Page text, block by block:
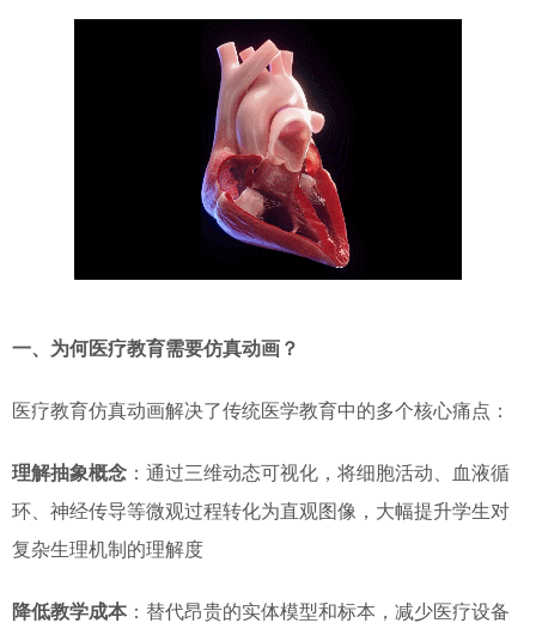
一、为何医疗教育需要仿真动画？
医疗教育仿真动画解决了传统医学教育中的多个核心痛点：
理解抽象概念 ：通过三维动态可视化，将细胞活动、血液循
环、神经传导等微观过程转化为直观图像，大幅提升学生对
复杂生理机制的理解度
降低教学成本：替代昂贵的实体模型和标本，减少医疗设备